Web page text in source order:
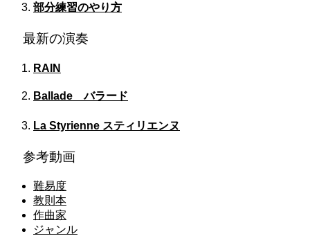
部分練習のやり方
最新の演奏
RAIN
Ballade バラード
La Styrienne スティリエンヌ
参考動画
難易度
教則本
作曲家
ジャンル